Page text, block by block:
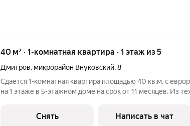
40 м² · 1-комнатная квартира · 1 этаж из 5
Дмитров, микрорайон Внуковский,8
Сдаётся 1-комнатная квартира площадью 40 кв.м. с
на 1 этаже в 5-этажном доме на срок от 11 месяцев. Из
Кондиционер Бойлер Дом - монолитный. Во дворе есть
бесплатная
Снять Написать в чат